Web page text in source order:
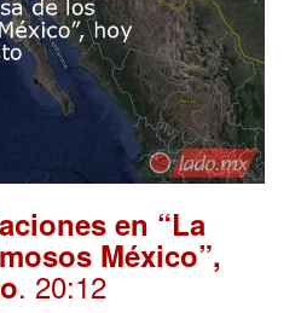
en “La
México”,
. 20:12